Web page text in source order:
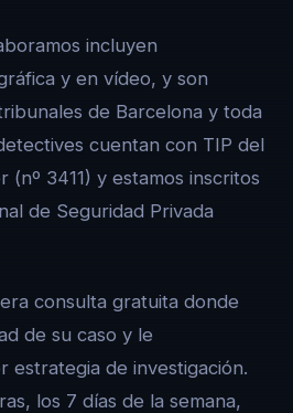
incluyen
y en vídeo, y son
de Barcelona y toda
cuentan con TIP del
(nº 3411) y estamos inscritos
de Seguridad Privada
consulta gratuita donde
de su caso y le
estrategia de investigación.
los 7 días de la semana,